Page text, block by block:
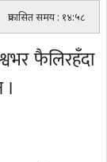
प्रकासित समय : १४:५८
फैलिरहँदा